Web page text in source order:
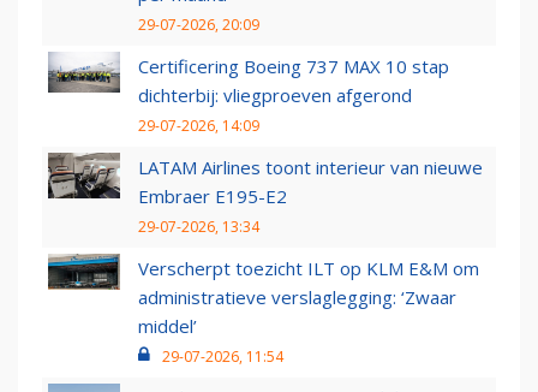
29-07-2026, 20:09
Certificering Boeing 737 MAX 10 stap
dichterbij: vliegproeven afgerond
29-07-2026, 14:09
LATAM Airlines toont interieur van nieuwe
Embraer E195-E2
29-07-2026, 13:34
Verscherpt toezicht ILT op KLM E&M om
administratieve verslaglegging: ‘Zwaar
middel’
29-07-2026, 11:54